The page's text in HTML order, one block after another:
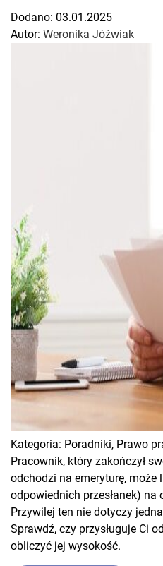
Dodano: 03.01.2025
Autor: Weronika Jóźwiak
Kategoria: Poradniki, Prawo
Pracownik, który zakończył
odchodzi na emeryturę, może
odpowiednich przesłanek) na
Przywilej ten nie dotyczy
Sprawdź, czy przysługuje Ci
obliczyć jej wysokość.